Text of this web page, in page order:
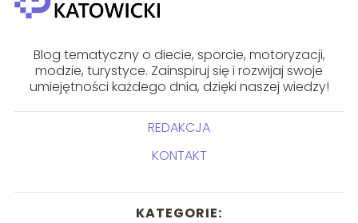
Blog tematyczny o diecie, sporcie, motoryzacji,
modzie, turystyce. Zainspiruj się i rozwijaj swoje
umiejętności każdego dnia, dzięki naszej wiedzy!
REDAKCJA
KONTAKT
KATEGORIE: